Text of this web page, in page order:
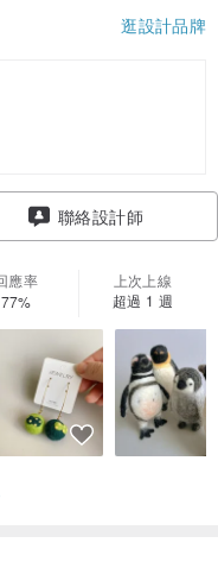
逛設計品牌
聯絡設計師
應率
77%
上次上線
超過 1 週